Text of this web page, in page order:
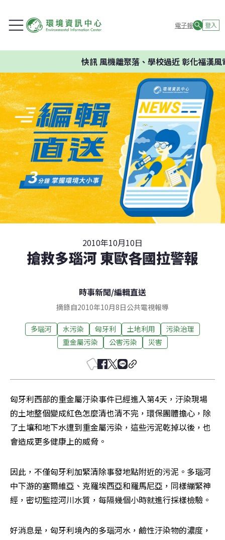
電子報 登入
快訊風機離聚落、學校過近 彰化福漢風
2010年10月10日
搶救多瑙河 東歐各國拉警報
時事新聞/編輯直送
摘錄自2010年10月8日公共電視報導
多瑙河 水污染 匈牙利 土地利用
污染治理
重金屬污染
公害污染 災害
匈牙利西部的重金屬汙染事件已經進入第4天，汙染現場
的土地整個變成紅色怎麼清也清不完，環保團體擔心，除
了土壤和地下水遭到重金屬污染，這些污泥乾掉以後，也
會造成更多健康上的威脅。
因此，不僅匈牙利加緊清除事發地點附近的污泥。多瑙河
中下游的塞爾維亞、克羅埃西亞和羅馬尼亞，同樣繃緊神
經，密切監控河川水質，每隔幾個小時就進行採樣檢驗。
好消息是，匈牙利境內的多瑙河水，鹼性汙染物的濃度，